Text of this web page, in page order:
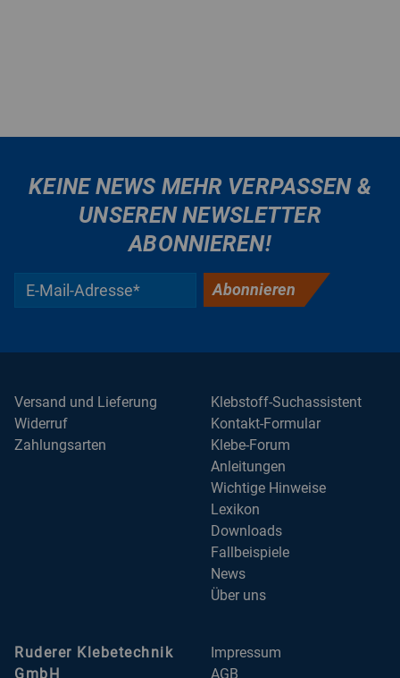
KEINE NEWS MEHR VERPASSEN &
UNSEREN NEWSLETTER
ABONNIEREN!
Abonnieren
Klebstoff-Suchassistent
Kontakt-Formular
Klebe-Forum
Anleitungen
Wichtige Hinweise
Lexikon
Downloads
Fallbeispiele
News
Über uns
Versand und Lieferung
Widerruf
Zahlungsarten
Ruderer Klebetechnik
GmbH
Impressum
AGB